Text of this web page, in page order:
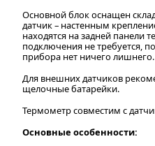
Основной блок оснащен
датчик – настенным
находятся на задней панели
подключения не требуется,
прибора нет ничего лишнего.
Для внешних датчиков
щелочные батарейки.
Термометр совместим с
Основные особенности: